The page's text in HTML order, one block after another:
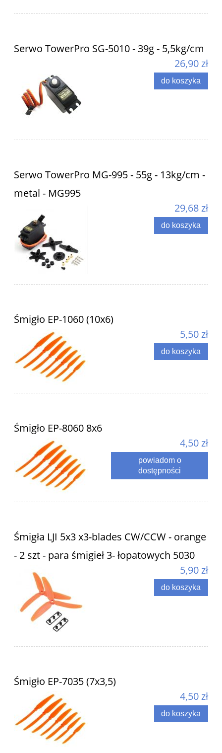
Serwo TowerPro SG-5010 - 39g - 5,5kg/cm
26,90 zł
do koszyka
Serwo TowerPro MG-995 - 55g - 13kg/cm -
metal - MG995
29,68 zł
do koszyka
Śmigło EP-1060 (10x6)
5,50 zł
do koszyka
Śmigło EP-8060 8x6
4,50 zł
powiadom o
dostępności
Śmigła LJI 5x3 x3-blades CW/CCW - orange
- 2 szt - para śmigieł 3- łopatowych 5030
5,90 zł
do koszyka
Śmigło EP-7035 (7x3,5)
4,50 zł
do koszyka